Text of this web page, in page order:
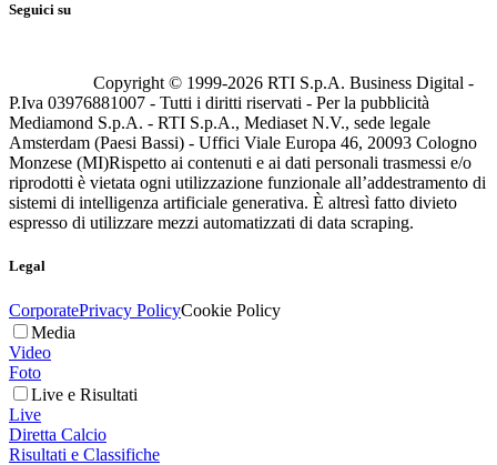
Seguici su
Copyright © 1999-2026 RTI S.p.A. Business Digital -
P.Iva 03976881007 - Tutti i diritti riservati - Per la pubblicità
Mediamond S.p.A. - RTI S.p.A., Mediaset N.V., sede legale
Amsterdam (Paesi Bassi) - Uffici Viale Europa 46, 20093 Cologno
Monzese (MI)Rispetto ai contenuti e ai dati personali trasmessi e/o
riprodotti è vietata ogni utilizzazione funzionale all’addestramento di
sistemi di intelligenza artificiale generativa. È altresì fatto divieto
espresso di utilizzare mezzi automatizzati di data scraping.
Legal
CorporatePrivacy PolicyCookie Policy
Media
Video
Foto
Live e Risultati
Live
Diretta Calcio
Risultati e Classifiche